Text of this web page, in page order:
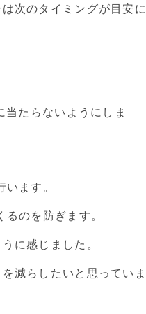
次のタイミングが目安に
たらないようにしま
ます。
のを防ぎます。
に感じました。
減らしたいと思っていま